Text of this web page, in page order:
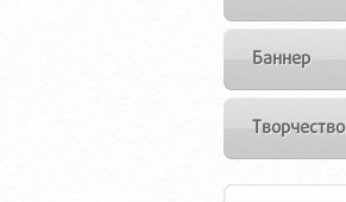
Баннер
Творчество